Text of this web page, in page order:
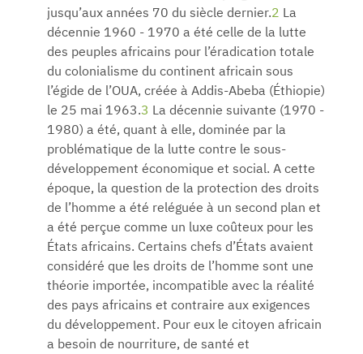
jusqu’aux années 70 du siècle dernier.2 La
décennie 1960 - 1970 a été celle de la lutte
des peuples africains pour l’éradication totale
du colonialisme du continent africain sous
l’égide de l’OUA, créée à Addis-Abeba (Éthiopie)
le 25 mai 1963.3 La décennie suivante (1970 -
1980) a été, quant à elle, dominée par la
problématique de la lutte contre le sous-
développement économique et social. A cette
époque, la question de la protection des droits
de l’homme a été reléguée à un second plan et
a été perçue comme un luxe coûteux pour les
États africains. Certains chefs d’États avaient
considéré que les droits de l’homme sont une
théorie importée, incompatible avec la réalité
des pays africains et contraire aux exigences
du développement. Pour eux le citoyen africain
a besoin de nourriture, de santé et